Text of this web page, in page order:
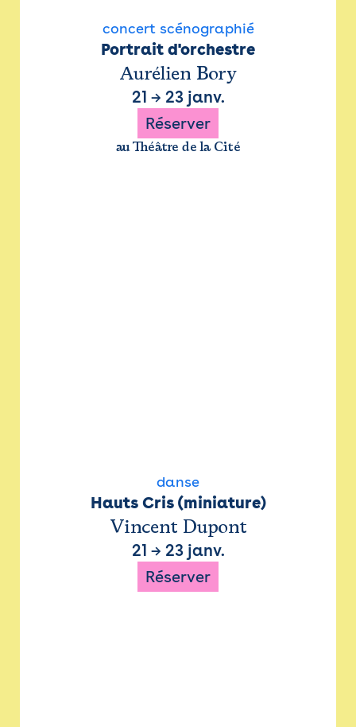
concert scénographié
Portrait d'orchestre
Aurélien Bory
21 → 23 janv.
Réserver
au Théâtre de la Cité
danse
Hauts Cris (miniature)
Vincent Dupont
21 → 23 janv.
Réserver